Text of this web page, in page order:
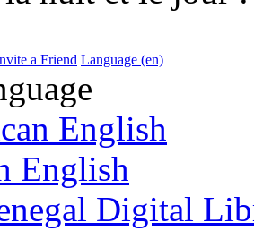
a Friend Language (en)
English
English
Digital